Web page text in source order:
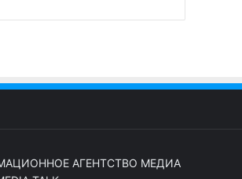
АГЕНТСТВО МЕДИА